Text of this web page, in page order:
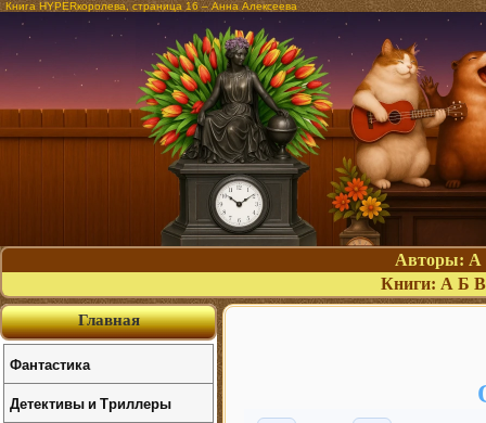
Книга HYPERкоролева, страница 16 – Анна Алексеева
Авторы: А
Книги: А Б В
Главная
Фантастика
Детективы и Триллеры